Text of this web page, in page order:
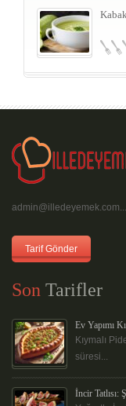
admin@illedeyemek.com...
Tarif Gönder
Son Tarifler
Ev Yapımı
Kıymalı
süresi...
İncir Tatlısı: